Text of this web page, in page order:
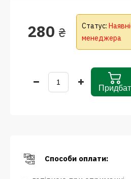
280 ₴ Статус:
менеджера
Способи оплати: